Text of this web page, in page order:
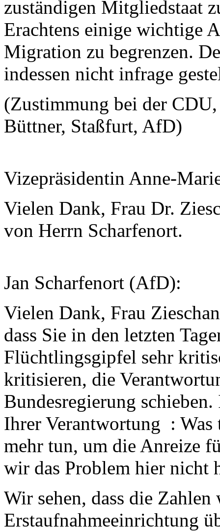
zuständigen Mitgliedstaat
Erachtens einige wichtige
Migration zu begrenzen.
indessen nicht infrage
(Zustimmung bei der
Büttner, Staßfurt, AfD)
Vizepräsidentin Anne-
Vielen Dank, Frau Dr.
von Herrn Scharfenort.
Jan Scharfenort (AfD):
Vielen Dank, Frau
dass Sie in den letzten
Flüchtlingsgipfel sehr
kritisieren, die
Bundesregierung
Ihrer Verantwortung :
mehr tun, um die Anreize
wir das Problem hier nicht
Wir sehen, dass die Zahlen
Erstaufnahmeeinrichtung